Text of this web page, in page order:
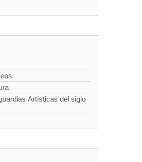
Artísticas del siglo